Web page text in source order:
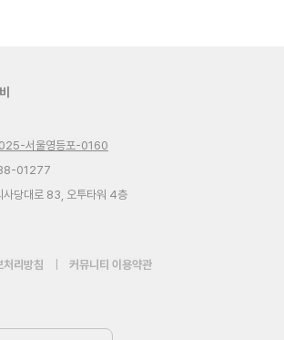
서울영등포-0160
01277
사당대로 83, 오투타워 4층
처리방침 커뮤니티 이용약관